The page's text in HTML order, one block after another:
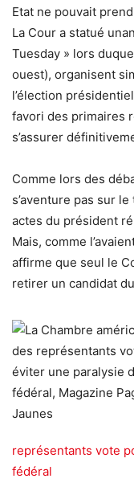
Etat ne pouvait
La Cour a statué
Tuesday » lors
ouest), organisent
l’élection
favori des primaires
s’assurer
Comme lors des
s’aventure pas sur
actes du président
Mais, comme
affirme que seul le
retirer un candidat
représentants vote
fédéral